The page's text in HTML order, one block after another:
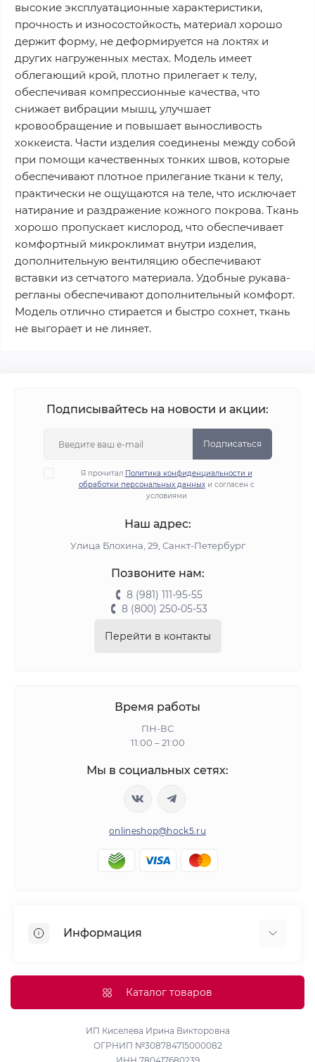
высокие эксплуатационные характеристики,
прочность и износостойкость, материал хорошо
держит форму, не деформируется на локтях и
других нагруженных местах. Модель имеет
облегающий крой, плотно прилегает к телу,
обеспечивая компрессионные качества, что
снижает вибрации мышц, улучшает
кровообращение и повышает выносливость
хоккеиста. Части изделия соединены между собой
при помощи качественных тонких швов, которые
обеспечивают плотное прилегание ткани к телу,
практически не ощущаются на теле, что исключает
натирание и раздражение кожного покрова. Ткань
хорошо пропускает кислород, что обеспечивает
комфортный микроклимат внутри изделия,
дополнительную вентиляцию обеспечивают
вставки из сетчатого материала. Удобные рукава-
регланы обеспечивают дополнительный комфорт.
Модель отлично стирается и быстро сохнет, ткань
не выгорает и не линяет.
Подписывайтесь на новости и акции:
Подписаться
Я прочитал Политика конфиденциальности и
обработки персональных данныхи согласен с
условиями
Наш адрес:
Улица Блохина, 29, Санкт-Петербург
Позвоните нам:
8 (981) 111-95-55
8 (800) 250-05-53
Перейти в контакты
Время работы
ПН-ВС
11:00 – 21:00
Мы в социальных сетях:
onlineshop@hock5.ru
Информация
Доставка
Политика конфиденциальности и обработки
персональных данных
Каталог товаров
ИП Киселева Ирина Викторовна
ОГРНИП №308784715000082